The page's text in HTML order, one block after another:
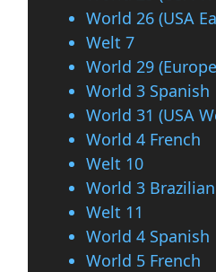
World 26 (USA
Welt 7
World 29
World 3 Spanish
World 31 (USA
World 4 French
Welt 10
World 3 Brazilian
Welt 11
World 4 Spanish
World 5 French